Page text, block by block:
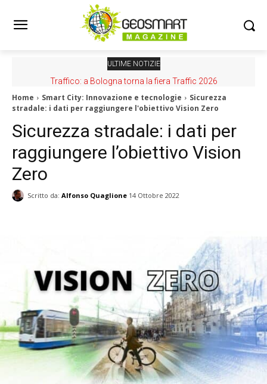
ULTIME NOTIZIE
Traffico: a Bologna torna la fiera Traffic 2026
Home Smart City: Innovazione e tecnologie
Sicurezza
stradale: i dati per raggiungere l'obiettivo Vision Zero
Sicurezza stradale: i dati per
raggiungere l’obiettivo Vision
Zero
Scritto da: Alfonso Quaglione 14 Ottobre 2022